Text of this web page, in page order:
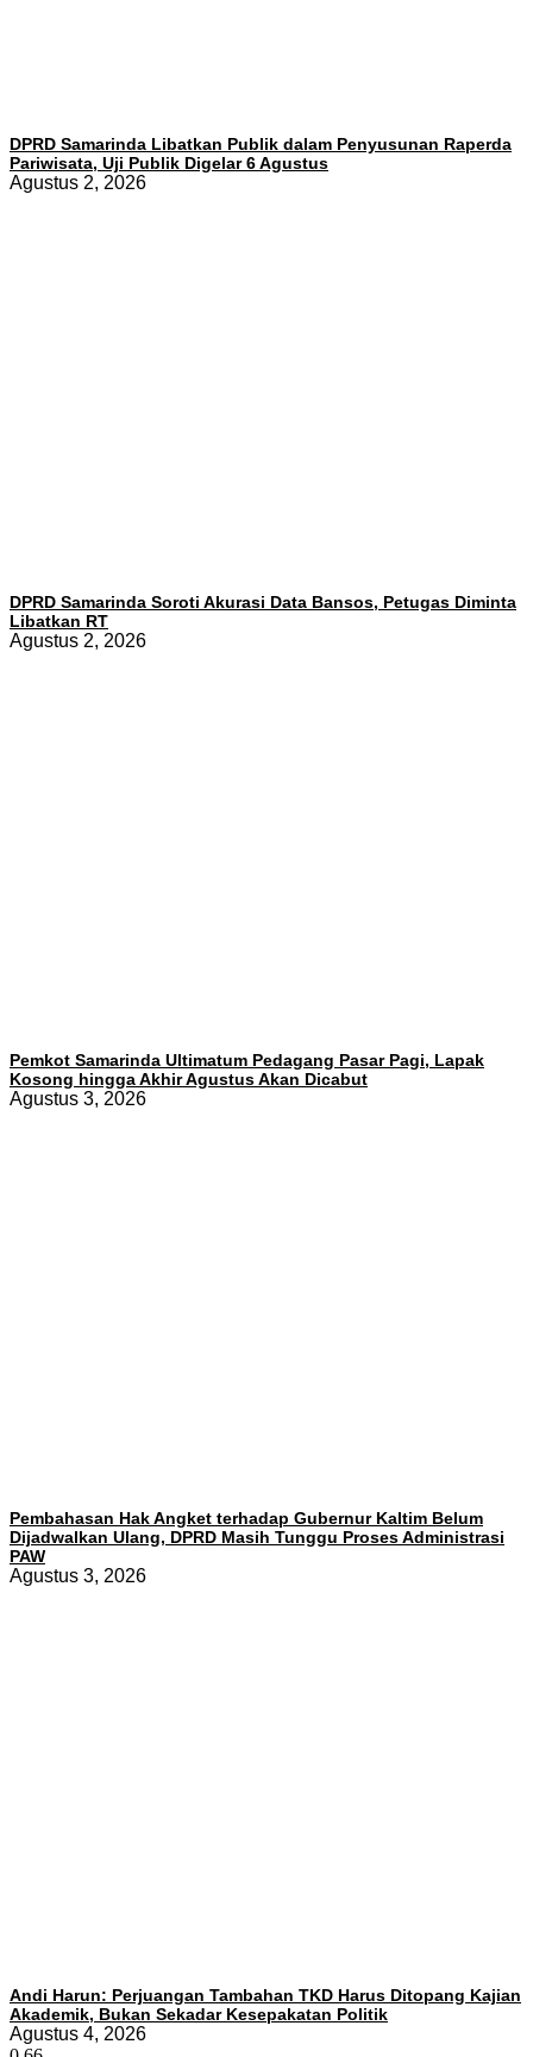
DPRD Samarinda Libatkan Publik dalam Penyusunan Raperda
Pariwisata, Uji Publik Digelar 6 Agustus
Agustus 2, 2026
DPRD Samarinda Soroti Akurasi Data Bansos, Petugas Diminta
Libatkan RT
Agustus 2, 2026
Pemkot Samarinda Ultimatum Pedagang Pasar Pagi, Lapak
Kosong hingga Akhir Agustus Akan Dicabut
Agustus 3, 2026
Pembahasan Hak Angket terhadap Gubernur Kaltim Belum
Dijadwalkan Ulang, DPRD Masih Tunggu Proses Administrasi
PAW
Agustus 3, 2026
Andi Harun: Perjuangan Tambahan TKD Harus Ditopang Kajian
Akademik, Bukan Sekadar Kesepakatan Politik
Agustus 4, 2026